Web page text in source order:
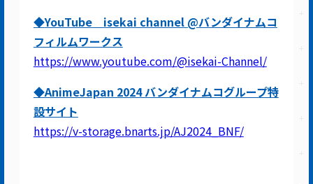
◆YouTube isekai channel @バンダイナムコ
フィルムワークス
https://www.youtube.com/@isekai-Channel/
◆AnimeJapan 2024 バンダイナムコグループ特
設サイト
https://v-storage.bnarts.jp/AJ2024_BNF/